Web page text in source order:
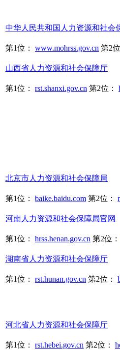
中华人民共和国 人力资源和社会
第1位： www.mohrss.gov.cn 第2位
山西省人力资源和社会保障厅
第1位： rst.shanxi.gov.cn 第2位：
北京市人力资源和社会保障局
第1位： baike.baidu.com 第2位：
河南人力资源和社会保障局官网
第1位： hrss.henan.gov.cn 第2位：
湖南省人力资源和社会保障厅
第1位： rst.hunan.gov.cn 第2位：
河北省人力资源和社会保障厅
第1位： rst.hebei.gov.cn 第2位：